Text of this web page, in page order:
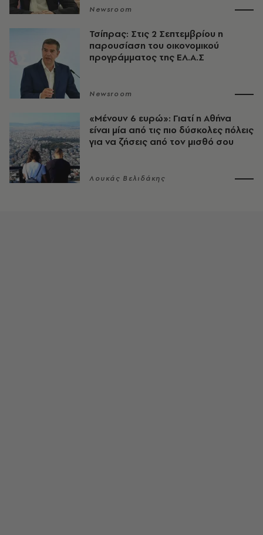
Newsroom
Τσίπρας: Στις 2 Σεπτεμβρίου η
παρουσίαση του οικονομικού
προγράμματος της ΕΛ.Α.Σ
Newsroom
«Μένουν 6 ευρώ»: Γιατί η Αθήνα
είναι μία από τις πιο δύσκολες πόλεις
για να ζήσεις από τον μισθό σου
Λουκάς Βελιδάκης